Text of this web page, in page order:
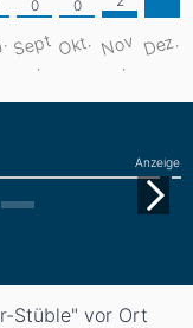
S
e
pt
.
Okt. N
o
v
.
Dez.
Anzeige
Stüble" vor Ort